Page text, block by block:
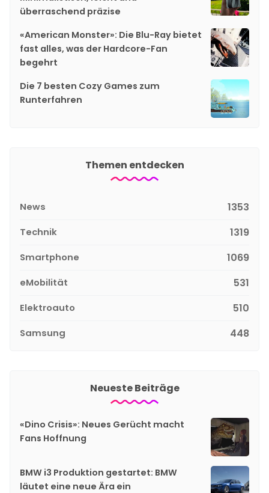
überraschend präzise
«American Monster»: Die Blu-Ray bietet
fast alles, was der Hardcore-Fan
begehrt
Die 7 besten Cozy Games zum
Runterfahren
Themen entdecken
News 1353
Technik 1319
Smartphone 1069
eMobilität 531
Elektroauto 510
Samsung 448
Neueste Beiträge
«Dino Crisis»: Neues Gerücht macht
Fans Hoffnung
BMW i3 Produktion gestartet: BMW
läutet eine neue Ära ein